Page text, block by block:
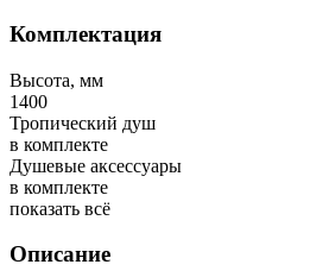
Комплектация
Высота, мм
1400
Тропический душ
в комплекте
Душевые аксессуары
в комплекте
показать всё
Описание